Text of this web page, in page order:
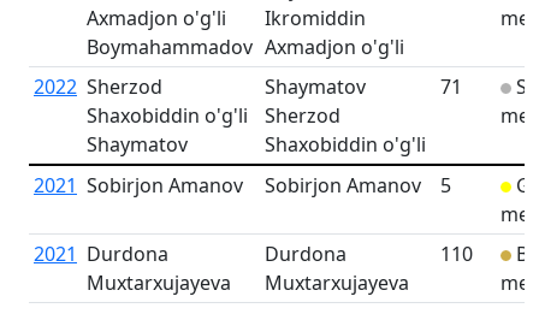
Axmadjon o'g'li
Boymahammadov
Ikromiddin
Axmadjon o'g'li
2022 Sherzod
Shaxobiddin o'g'li
Shaymatov
Shaymatov
Sherzod
Shaxobiddin o'g'li
71
2021 Sobirjon Amanov Sobirjon Amanov 5
2021 Durdona
Muxtarxujayeva
Durdona
Muxtarxujayeva
110